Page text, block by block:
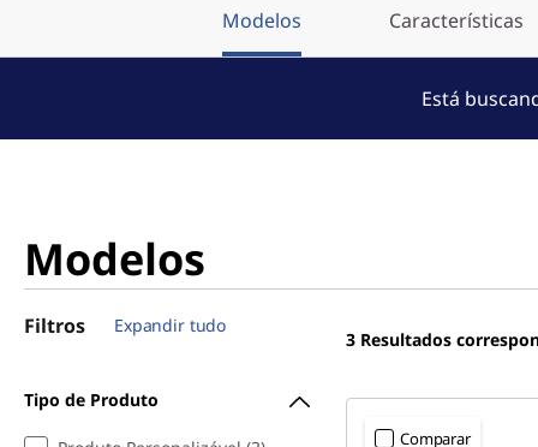
Modelos Características
Está
Modelos
Filtros Expandir tudo
Tipo de Produto
3 Resultados
Comparar